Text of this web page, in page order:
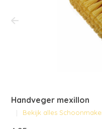
Handveger mexillon
Bekijk alles